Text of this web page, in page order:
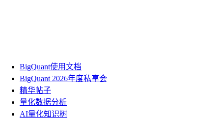
BigQuant使用文档
BigQuant 2026年度私享会
精华帖子
量化数据分析
AI量化知识树